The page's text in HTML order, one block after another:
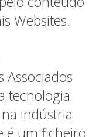
Websites.
Associados
tecnologia
indústria
é um ficheiro